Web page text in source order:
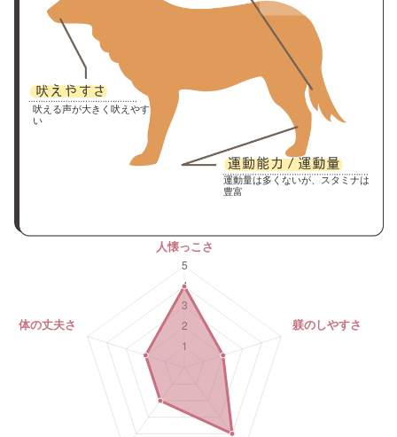
吠える声が大きく吠えやす
い
運動量は多くないが、スタミナは
豊富